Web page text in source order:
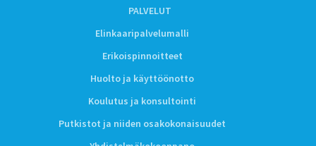
PALVELUT
Elinkaaripalvelumalli
Erikoispinnoitteet
Huolto ja käyttöönotto
Koulutus ja konsultointi
Putkistot ja niiden osakokonaisuudet